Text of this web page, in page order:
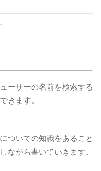
ーサーの名前を検索する
きます。
ついての知識をあること
ながら書いていきます。